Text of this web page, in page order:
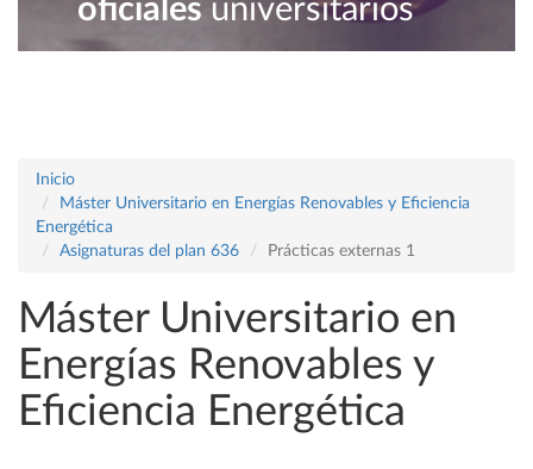
oficiales universitarios
Inicio
Máster Universitario en Energías Renovables y Eficiencia
Energética
Asignaturas del plan 636
Prácticas externas 1
Máster Universitario en
Energías Renovables y
Eficiencia Energética